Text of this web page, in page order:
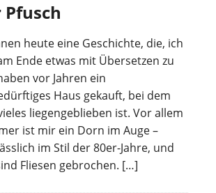
heute eine Geschichte, die, ich
Ende etwas mit Übersetzen zu
vor Jahren ein
Haus gekauft, bei dem
liegengeblieben ist. Vor allem
ist mir ein Dorn im Auge –
im Stil der 80er-Jahre, und
Fliesen gebrochen. […]